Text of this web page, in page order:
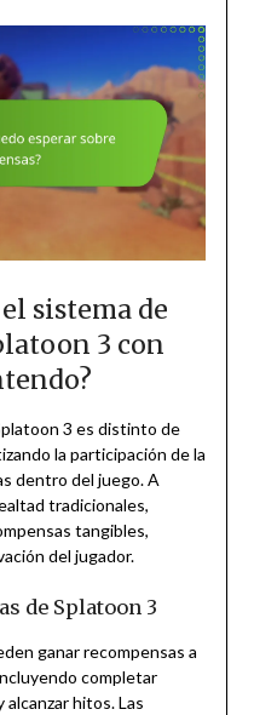
sistema de
3 con
3 es distinto de
la participación de la
dentro del juego. A
tradicionales,
tangibles,
del jugador.
de Splatoon 3
ganar recompensas a
completar
hitos. Las